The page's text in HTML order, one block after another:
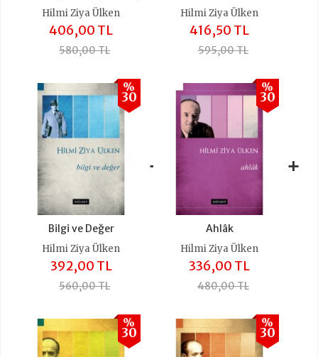
Hilmi Ziya Ülken
406,00 TL
580,00 TL
Hilmi Ziya Ülken
416,50 TL
595,00 TL
Bilgi ve Değer
%
30
Hilmi Ziya Ülken
392,00 TL
560,00 TL
+
Ahlâk
%
30
Hilmi Ziya Ülken
336,00 TL
480,00 TL
+
%
30
%
30